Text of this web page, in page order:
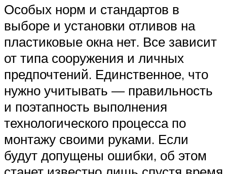
Особых норм и стандартов в
выборе и установки отливов на
пластиковые окна нет. Все зависит
от типа сооружения и личных
предпочтений. Единственное, что
нужно учитывать — правильность
и поэтапность выполнения
технологического процесса по
монтажу своими руками. Если
будут допущены ошибки, об этом